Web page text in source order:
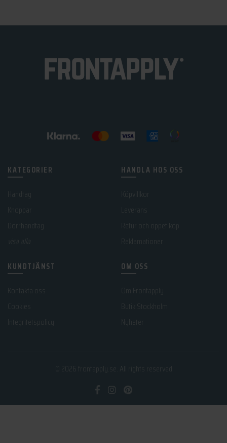
KATEGORIER
Handtag
Dörrhandtag
HANDLA HOS OSS
Retur och öppet köp
Reklamationer
KUNDTJÄNST
Kontakta oss
Integritetspolicy
OM OSS
Om Frontapply
Butik Stockholm
Nyheter
frontapply.se . All rights reserved